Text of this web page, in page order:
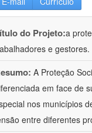
do Projeto:a
e gestores.
A Proteção
em face de
nos municípios
entre diferentes